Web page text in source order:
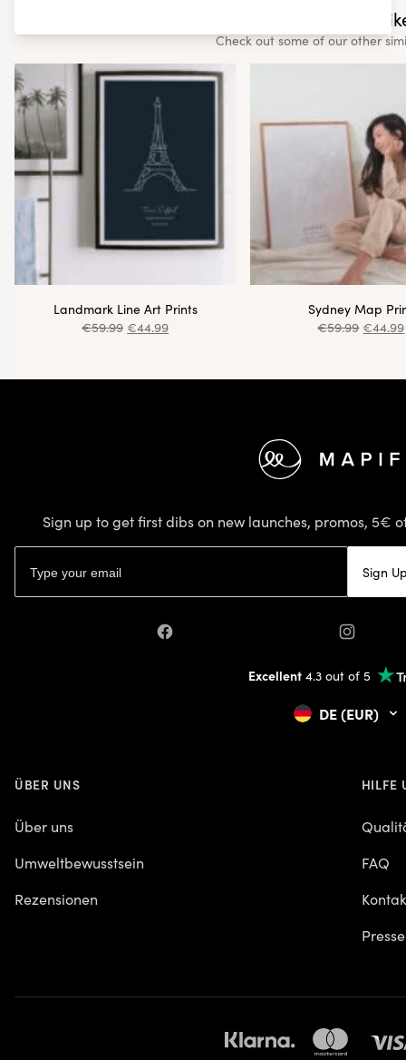
You may also
Check out some of our other
Landmark Line Art Prints
€59.99 €44.99
Sydney Map
€59.99 €44.99
Sign up to get first dibs on new launches, promos, 5€
Sign
Facebook Instagram
Excellent 4.3 out of 5
DE (EUR)
ÜBER UNS
Über uns
Umweltbewusstsein
Rezensionen
HILFE
FAQ
Presse